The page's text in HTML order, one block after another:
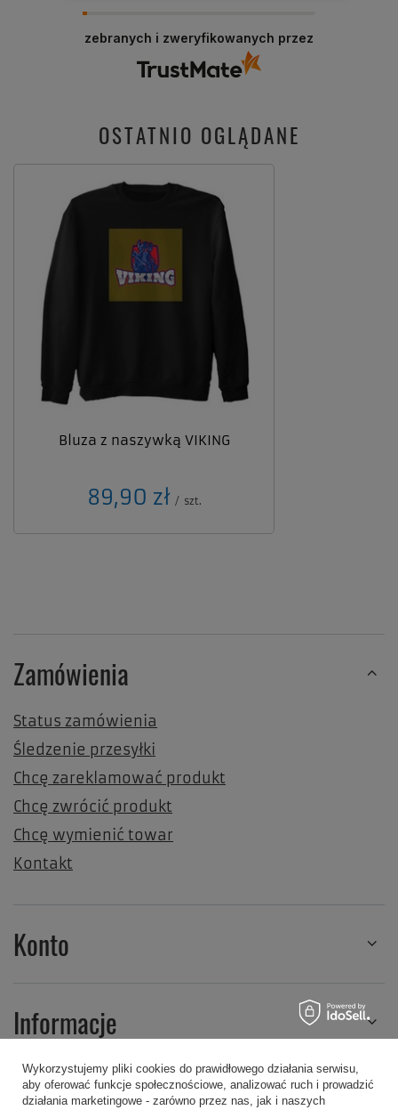
zebranych i zweryfikowanych przez
OSTATNIO OGLĄDANE
Bluza z naszywką VIKING
89,90 zł / szt.
Zamówienia
Status zamówienia
Śledzenie przesyłki
Chcę zareklamować produkt
Chcę zwrócić produkt
Chcę wymienić towar
Kontakt
Konto
Informacje
Regulaminy
Wykorzystujemy pliki cookies do prawidłowego działania serwisu,
aby oferować funkcje społecznościowe, analizować ruch i prowadzić
działania marketingowe - zarówno przez nas, jak i naszych